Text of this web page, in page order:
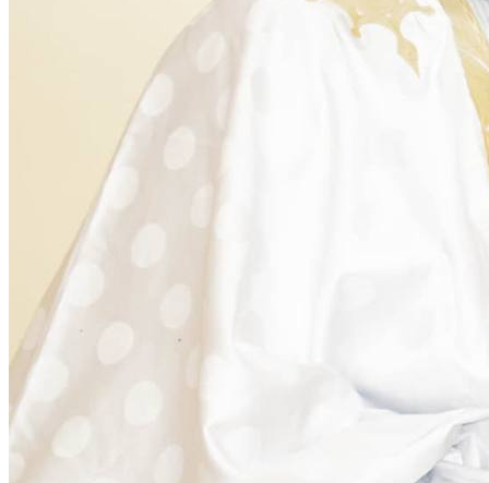
Citoyenneté
28 November 2025
Projet Parcours Citoyen: Rencontrer avec les
élus locaux